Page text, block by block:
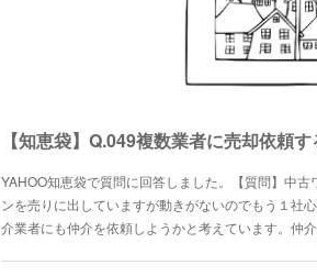
YAHOO知恵袋で質問に回答しました。【質問】中古
ンを売りに出していますが動きがないのでもう１社
介業者にも仲介を依頼しようかと考えています。仲